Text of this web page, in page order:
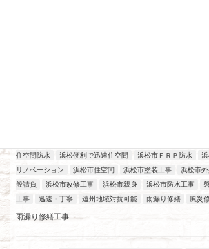
住空間防水
浜松便利で迅速住空間 浜松市ＦＲＰ防水
リノベーション
浜松市住空間 浜松市塗装工事 浜松市
般請負
浜松市改修工事 浜松市親身 浜松市防水工事
工事
迅速・丁寧 遠州地域対抗可能 雨漏り修繕 風災
雨漏り修繕工事